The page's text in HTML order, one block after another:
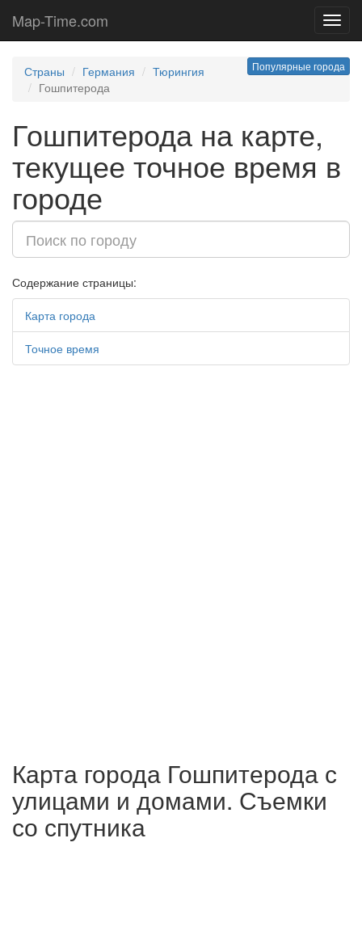
Map-Time.com
Популярные города
Страны Германия
Тюрингия
Гошпитерода
Гошпитерода на карте,
текущее точное время в
городе
Содержание страницы:
Карта города
Точное время
Карта города Гошпитерода с
улицами и домами. Съемки
со спутника